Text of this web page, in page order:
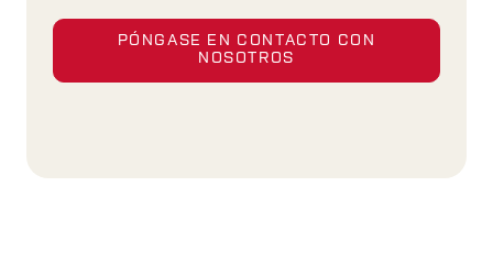
PÓNGASE EN CONTACTO CON
NOSOTROS